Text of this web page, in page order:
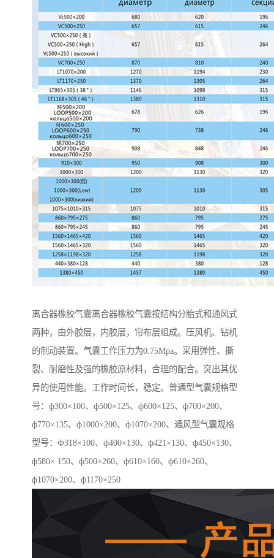
离合器橡胶气囊离合器橡胶气囊按结构分胎式和通风式
两种，由外胶层，内胶层，帘布层组成。压风机、钻机
的制动装置。气囊工作压力为0.75Mpa。采用弹性、撕
裂、耐磨性及强的橡胶原材料，合理的配合。突出其优
异的使用性能。工作时间长，稳定。普通型气囊规格型
号：ф300×100、ф500×125、ф600×125、ф700×200、
ф770×135、ф1000×200、ф1070×200、通风型气囊规格
型号：Ф318×100、ф400×130、ф421×130、ф450×130、
ф580× 150、ф500×260、ф610×160、ф610×260、
ф1070×200、ф1170×250